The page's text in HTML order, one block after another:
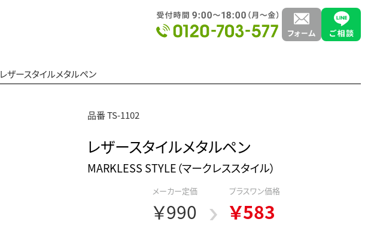
レザースタイルメタルペン
品番 TS-1102
レザースタイルメタルペン
MARKLESS STYLE（マークレススタイル）
メーカー定価
￥990
プラスワン価格
￥583